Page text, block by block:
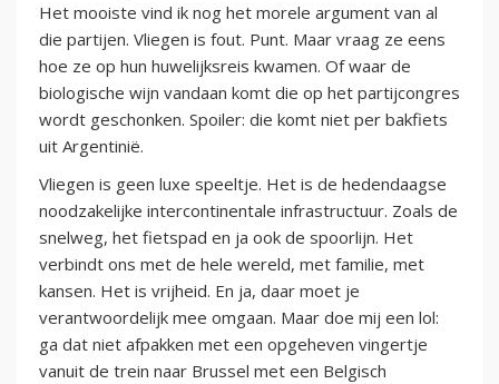
Het mooiste vind ik nog het morele argument van al
die partijen. Vliegen is fout. Punt. Maar vraag ze eens
hoe ze op hun huwelijksreis kwamen. Of waar de
biologische wijn vandaan komt die op het partijcongres
wordt geschonken. Spoiler: die komt niet per bakfiets
uit Argentinië.
Vliegen is geen luxe speeltje. Het is de hedendaagse
noodzakelijke intercontinentale infrastructuur. Zoals de
snelweg, het fietspad en ja ook de spoorlijn. Het
verbindt ons met de hele wereld, met familie, met
kansen. Het is vrijheid. En ja, daar moet je
verantwoordelijk mee omgaan. Maar doe mij een lol:
ga dat niet afpakken met een opgeheven vingertje
vanuit de trein naar Brussel met een Belgisch